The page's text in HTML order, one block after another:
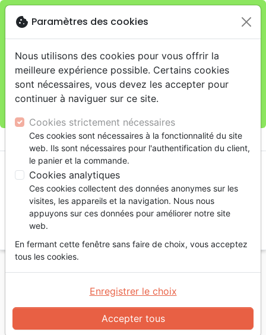
Je veux retirer ma commande au 11 rue de Rive,
Genèveclose
warningCette boutique en ligne est limitée au retrait en
magasin.
Pour les livraisons à domicile, veuillez passer vos
commandes sur la boutique La Maison de la Bible
shopping_cart
Accueil Livres Eglise
Doctrine
Comprendre la sainte cène - [9Marks - Les
Comprendre la sainte cène
cookie Paramètres des cookies
Nous utilisons des cookies pour vous offrir la
meilleure expérience possible. Certains cookies
sont nécessaires, vous devez les accepter pour
continuer à naviguer sur ce site.
Cookies strictement nécessaires
Ces cookies sont nécessaires à la fonctionnalité du site
web. Ils sont nécessaires pour l'authentification du client,
le panier et la commande.
Cookies analytiques
Ces cookies collectent des données anonymes sur les
visites, les appareils et la navigation. Nous nous
appuyons sur ces données pour améliorer notre site
web.
En fermant cette fenêtre sans faire de choix, vous acceptez
tous les cookies.
Accepter tous
Enregistrer le choix